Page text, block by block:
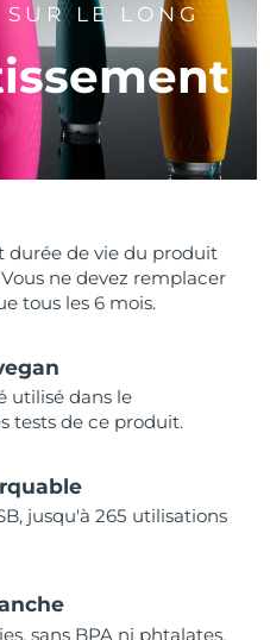
SUR LE LONG
durée de vie du produit
ne devez remplacer
tous les 6 mois.
utilisé dans le
tests de ce produit.
jusqu'à 265 utilisations
sans BPA ni phtalates,